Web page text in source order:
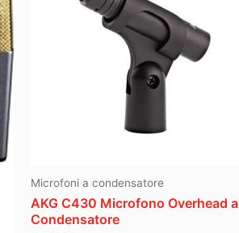
Microfoni a condensatore
AKG C430 Microfono Overhead a
Condensatore